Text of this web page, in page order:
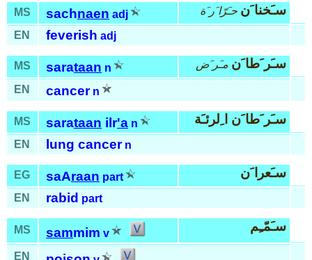
MS sachnaen adj سـَخنا َن حـَرّا َر َة
EN feverish adj
MS sarataan n سـَر َطا َن مـَر َض
EN cancer n
MS sarataan ilr'a n سـَر َطا َن ا ِلرئـَة
EN lung cancer n
EG saAraan part سـَعرا َن
EN rabid part
MS sammim v سـَمّـِم
EN